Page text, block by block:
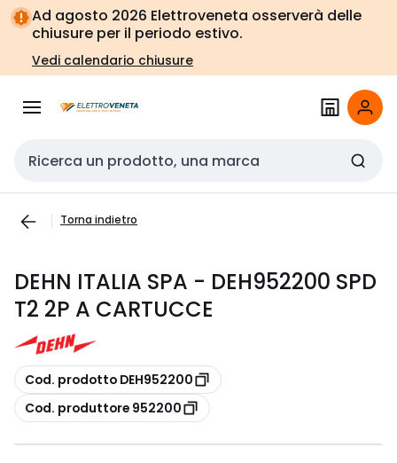
Vai alla
navigazione
Vai
alla
pagina
Ad agosto 2026 Elettroveneta osserverà delle
chiusure per il periodo estivo.
Vedi calendario chiusure
Cerca input
Torna indietro
DEHN ITALIA SPA - DEH952200 SPD
T2 2P A CARTUCCE
copia
Cod. prodotto DEH952200
copia
Cod. produttore 952200